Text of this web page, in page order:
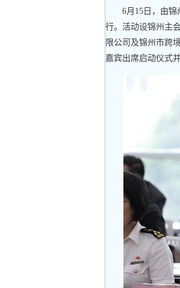
6月15日，由
行。活动设锦州主
限公司及锦州市跨
嘉宾出席启动仪式